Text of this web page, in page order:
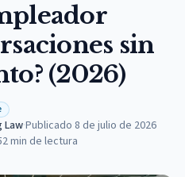
sin
(2026)
Law·Publicado 8 de julio de 2026
min de lectura